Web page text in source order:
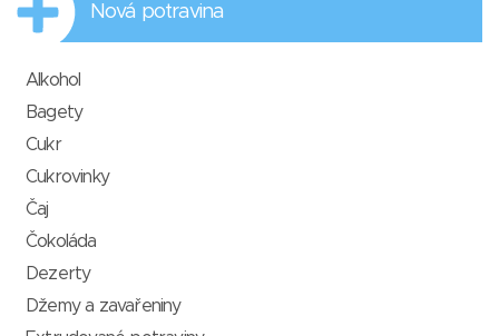
Nová potravina
Alkohol
Bagety
Cukr
Cukrovinky
Čaj
Čokoláda
Dezerty
Džemy a zavařeniny